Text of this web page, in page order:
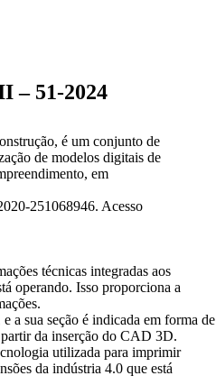
– 51-2024
é um conjunto de
de modelos digitais de
em
251068946. Acesso
técnicas integradas aos
operando. Isso proporciona a
a sua seção é indicada em forma de
da inserção do CAD 3D.
utilizada para imprimir
da indústria 4.0 que está